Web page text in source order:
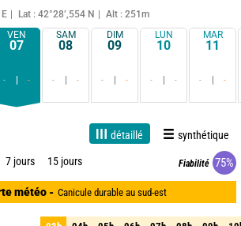
Lat : 42°28’,554 N Alt : 251m
VEN
07
- -
SAM
08
- -
DIM
09
- -
LUN
10
- -
MAR
11
- -
détaillé synthétique
7 jours 15 jours Fiabilité 75%
météo - Canicule durable au sud-est